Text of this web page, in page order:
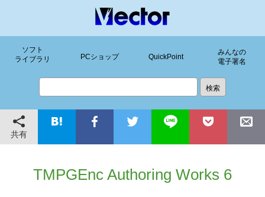
ソフト
ライブラリ
PCショップ QuickPoint
みんなの
電子署名
共有
TMPGEnc Authoring Works 6